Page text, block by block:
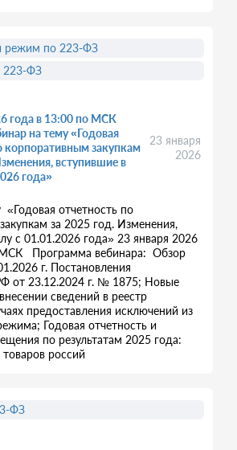
года в 13:00 по МСК
на тему «Годовая
корпоративным закупкам
вступившие в
года»
23 января
2026
отчетность по
за 2025 год. Изменения,
с 01.01.2026 года» 23 января 2026
МСК Программа вебинара: Обзор
г. Постановления
от 23.12.2024 г. № 1875; Новые
сведений в реестр
предоставления исключений из
Годовая отчетность и
по результатам 2025 года:
товаров россий
режим по 223-ФЗ
223-ФЗ
ФЗ